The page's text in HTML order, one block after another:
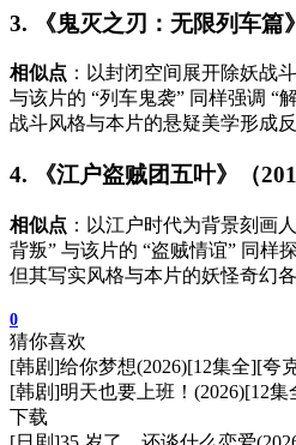
3. 《鬼灭之刃：无限列车篇
相似点 ：以封闭空间展开除妖战
与该片的 “列车鬼袭” 同样强调 “
战斗风格与本片的悬疑美学形成反
4. 《江户盗贼团五叶》（
相似点 ：以江户时代为背景刻画
背叛” 与该片的 “盗贼情谊” 同样
但其写实风格与本片的妖怪奇幻各
0
猜你喜欢
[韩剧]给你梦想(2026)[12集全][夸
[韩剧]明天也要上班！(2026)[12
下载